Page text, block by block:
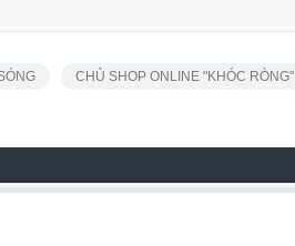
CHỦ SHOP ONLINE "KHÓC RÒNG"